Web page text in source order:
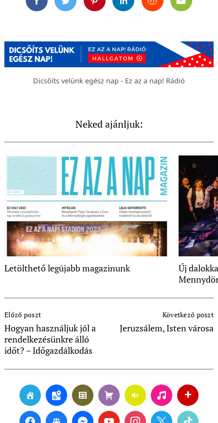
FacebookTwitterPinterestLinkedinRedditEmail
Dicsőíts velünk egész nap - Ez az a nap! Rádió
Neked ajánljuk:
Letölthető legújabb magazinunk
Új
Navigation
Előző poszt
Hogyan használjuk jól a
rendelkezésünkre álló
időt? – Időgazdálkodás
Következő poszt
Jeruzsálem, Isten városa